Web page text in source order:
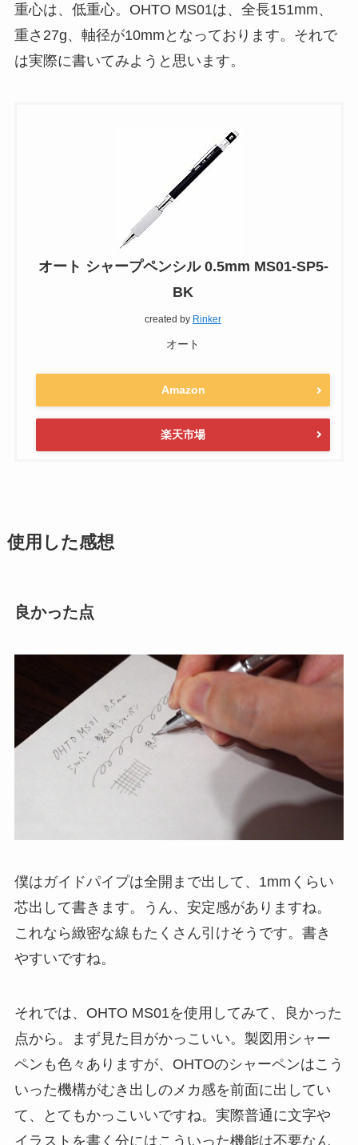
重心は、低重心。OHTO MS01は、全長151mm、
重さ27g、軸径が10mmとなっております。それで
は実際に書いてみようと思います。
オート シャープペンシル 0.5mm MS01-SP5-
BK
created by Rinker
オート
Amazon
楽天市場
使用した感想
良かった点
僕はガイドパイプは全開まで出して、1mmくらい
芯出して書きます。うん、安定感がありますね。
これなら緻密な線もたくさん引けそうです。書き
やすいですね。
それでは、OHTO MS01を使用してみて、良かった
点から。
まず見た目がかっこいい。製図用シャー
ペンも色々ありますが、OHTOのシャーペンはこう
いった機構がむき出しのメカ感を前面に出してい
て、とてもかっこいいですね。実際普通に文字や
イラストを書く分にはこういった機能は不要なん